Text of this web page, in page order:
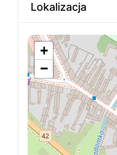
Lokalizacja
+
−